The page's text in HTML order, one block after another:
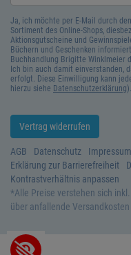
Ja, ich möchte per E-Mail durch
Sortiment des Online-Shops,
Aktionsgutscheine und
Büchern und Geschenken
Buchhandlung Brigitte Winklmeier
Ich bin auch damit einverstanden,
erfolgt. Diese Einwilligung kann
hierzu siehe Datenschutzerklärung).
Vertrag widerrufen
AGB Datenschutz Impressum
Erklärung zur Barrierefreiheit
Kontrastverhältnis anpassen
*Alle Preise verstehen sich
über anfallende